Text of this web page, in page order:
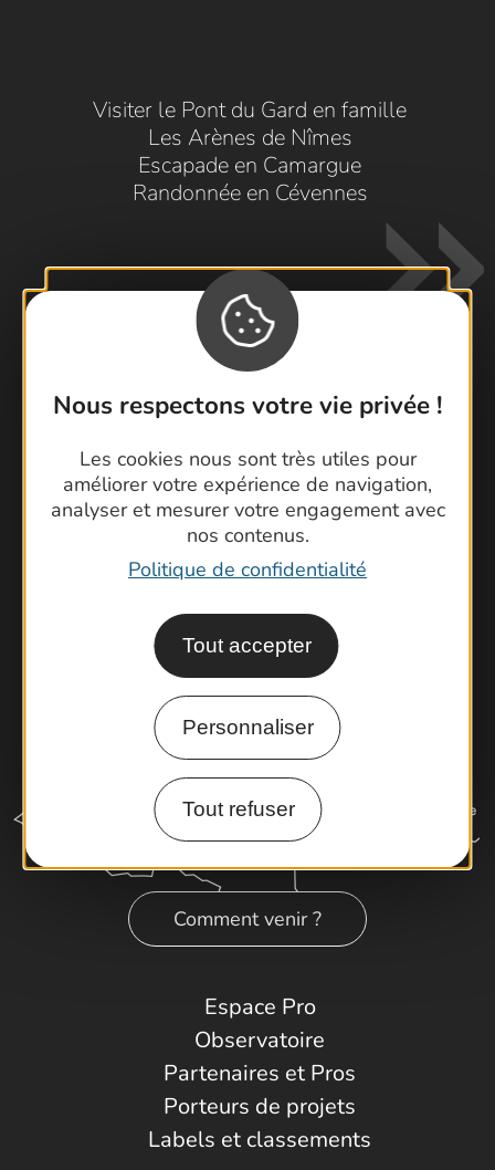
Nous respectons votre vie privée !
Les cookies nous sont très utiles pour
améliorer votre expérience de navigation,
analyser et mesurer votre engagement avec
nos contenus.
Politique de confidentialité
Tout accepter
Personnaliser
Tout refuser
Visiter le Pont du Gard en famille
Les Arènes de Nîmes
Escapade en Camargue
Randonnée en Cévennes
Contactez-nous !
Foire aux questions
Brochures
Cartoguides et Topoguides
Latitude Gard
Comment venir ?
Espace Pro
Observatoire
Partenaires et Pros
Porteurs de projets
Labels et classements